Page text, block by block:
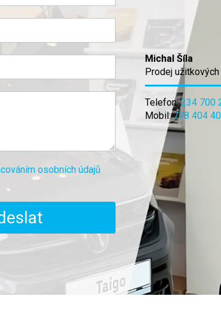
Michal Šíla
Prodej
Telefon:234 700
Mobil:778 404
osobních údajů